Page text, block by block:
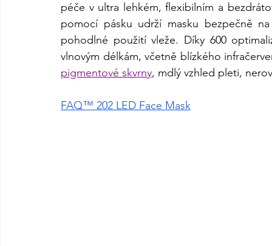
péče v ultra lehkém, flexibilním a
pomocí pásku udrží masku bezpečně
pohodlné použití vleže. Díky 600
pigmentové skvrny, mdlý vzhled pleti,
FAQ™ 202 LED Face Mask